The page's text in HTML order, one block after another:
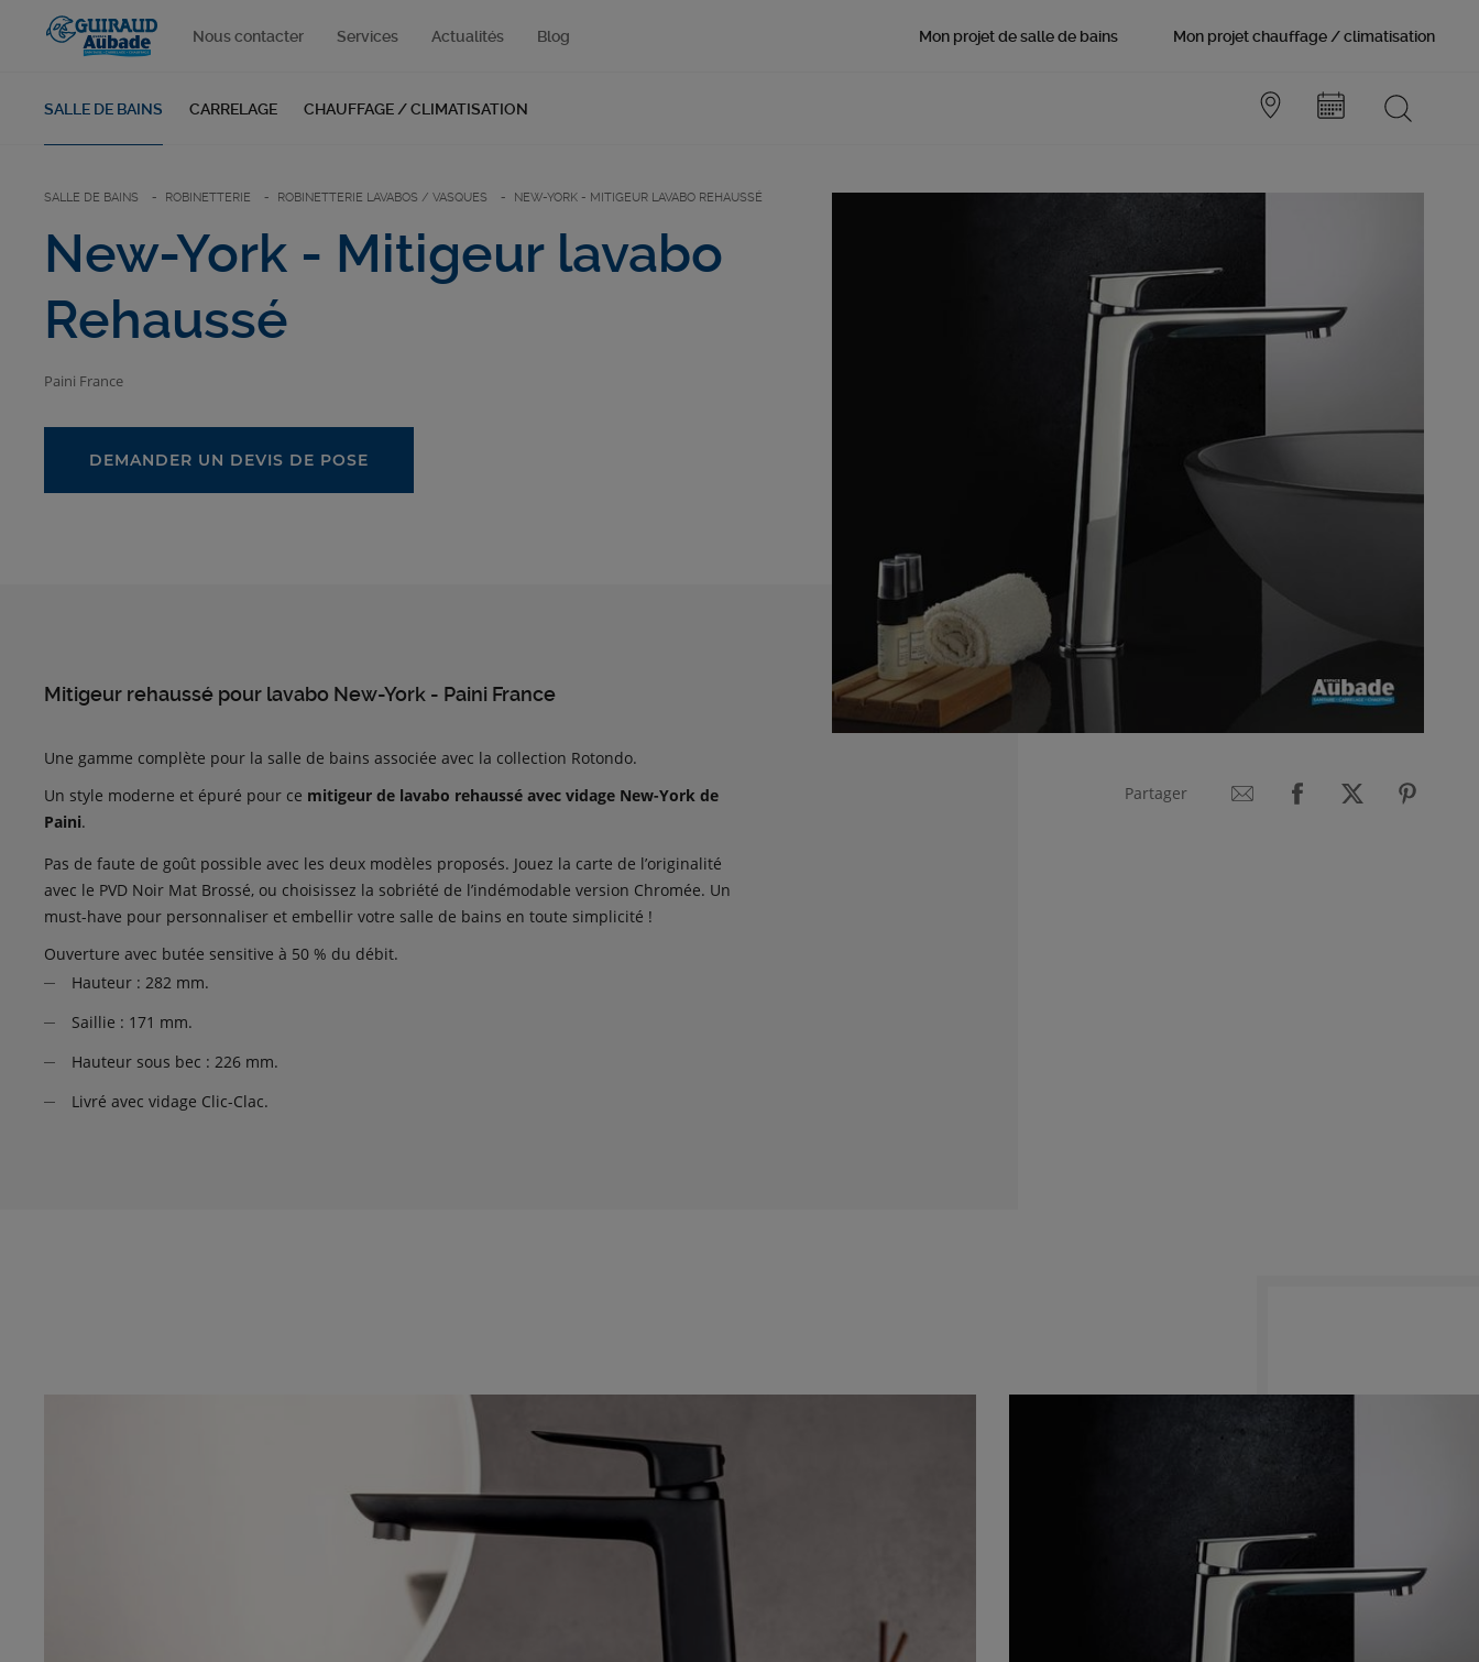
SALLE DE BAINS CARRELAGE CHAUFFAGE / CLIMATISATION
Mon projet de salle de bains Mon projet chauffage / climatisation
Nous contacter Services Actualités Blog
SALLE DE BAINS ROBINETTERIE ROBINETTERIE LAVABOS / VASQUES NEW-YORK - MITIGEUR LAVABO REHAUSSÉ
New-York - Mitigeur lavabo
Rehaussé
Paini France
Mitigeur rehaussé pour lavabo New-York - Paini France
Une gamme complète pour la salle de bains associée avec la collection Rotondo.
Un style moderne et épuré pour ce mitigeur de lavabo rehaussé avec vidage New-York de
Paini.
Pas de faute de goût possible avec les deux modèles proposés. Jouez la carte de l’originalité
avec le PVD Noir Mat Brossé, ou choisissez la sobriété de l’indémodable version Chromée. Un
must-have pour personnaliser et embellir votre salle de bains en toute simplicité !
Ouverture avec butée sensitive à 50 % du débit.
Hauteur : 282 mm.
Saillie : 171 mm.
Hauteur sous bec : 226 mm.
Livré avec vidage Clic-Clac.
Partager